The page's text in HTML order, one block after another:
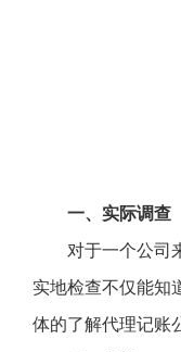
一、实际调查
对于一个公司
实地检查不仅能知
体的了解代理记账